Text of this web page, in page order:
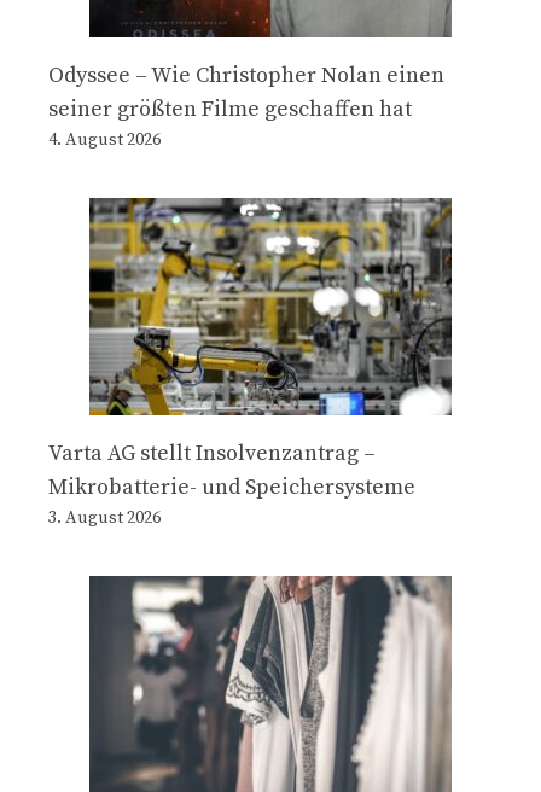
Odyssee – Wie Christopher Nolan einen
seiner größten Filme geschaffen hat
4. August 2026
Varta AG stellt Insolvenzantrag –
Mikrobatterie- und Speichersysteme
3. August 2026